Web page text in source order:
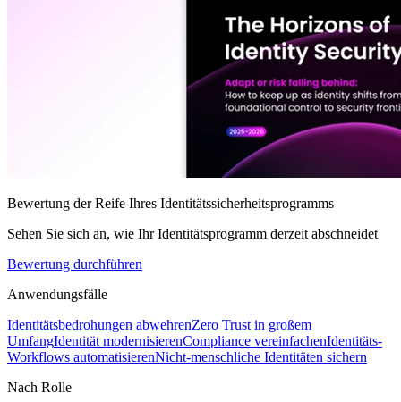
Bewertung der Reife Ihres Identitätssicherheitsprogramms
Sehen Sie sich an, wie Ihr Identitätsprogramm derzeit abschneidet
Bewertung durchführen
Anwendungsfälle
Identitätsbedrohungen abwehrenZero Trust in großem
UmfangIdentität modernisierenCompliance vereinfachenIdentitäts-
Workflows automatisierenNicht-menschliche Identitäten sichern
Nach Rolle